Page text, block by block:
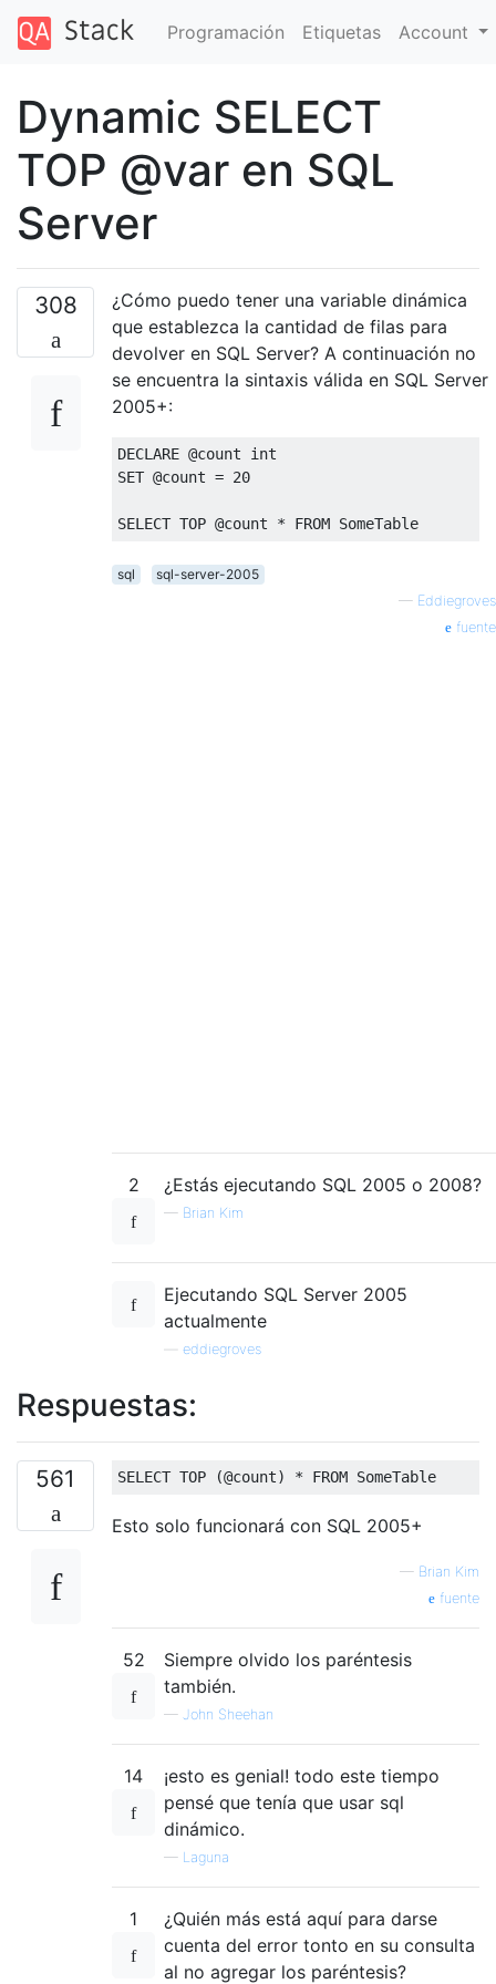
Programación Etiquetas Account
Dynamic SELECT
TOP @var en SQL
Server
308
¿Cómo puedo tener una variable dinámica
que establezca la cantidad de filas para
devolver en SQL Server? A continuación no
se encuentra la sintaxis válida en SQL Server
2005+:
DECLARE @
SET @count = 20
SELECT TOP @count * FROM SomeTable
sql
sql-server-2005
— Eddiegroves
fuente
2 ¿Estás ejecutando SQL 2005 o 2008?
— Brian Kim
Ejecutando SQL Server 2005
actualmente
eddiegroves
Respuestas:
561 SELECT TOP (@count) * FROM SomeTable
Esto solo funcionará con SQL 2005+
— Brian Kim
fuente
52
Siempre olvido los paréntesis
también.
— John Sheehan
14
¡esto es genial! todo este tiempo
pensé que tenía que usar sql
dinámico.
— Laguna
1
¿Quién más está aquí para darse
cuenta del error tonto en su consulta
al no agregar los paréntesis?